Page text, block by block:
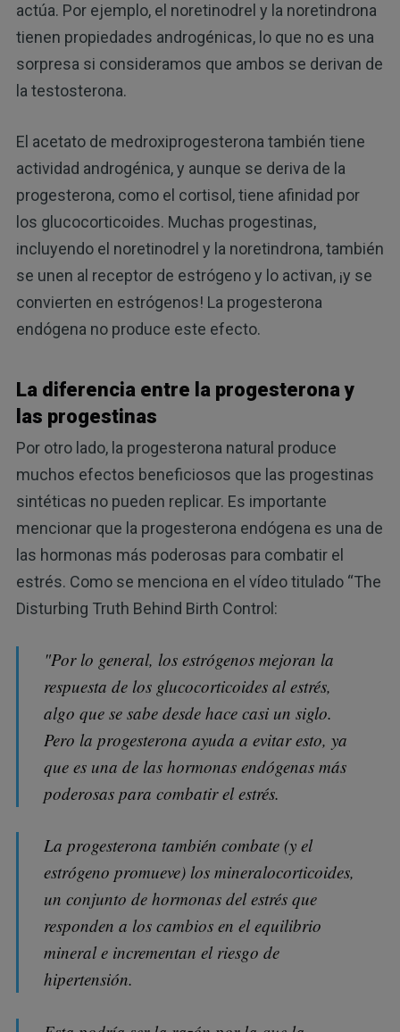
actúa. Por ejemplo, el noretinodrel y la noretindrona
tienen propiedades androgénicas, lo que no es una
sorpresa si consideramos que ambos se derivan de
la testosterona.
El acetato de medroxiprogesterona también tiene
actividad androgénica, y aunque se deriva de la
progesterona, como el cortisol, tiene afinidad por
los glucocorticoides. Muchas progestinas,
incluyendo el noretinodrel y la noretindrona, también
se unen al receptor de estrógeno y lo activan, ¡y se
convierten en estrógenos! La progesterona
endógena no produce este efecto.
La diferencia entre la progesterona y
las progestinas
Por otro lado, la progesterona natural produce
muchos efectos beneficiosos que las progestinas
sintéticas no pueden replicar. Es importante
mencionar que la progesterona endógena es una de
las hormonas más poderosas para combatir el
estrés. Como se menciona en el vídeo titulado “The
Disturbing Truth Behind Birth Control:
"Por lo general, los estrógenos mejoran la
respuesta de los glucocorticoides al estrés,
algo que se sabe desde hace casi un siglo.
Pero la progesterona ayuda a evitar esto, ya
que es una de las hormonas endógenas más
poderosas para combatir el estrés.
La progesterona también combate (y el
estrógeno promueve) los mineralocorticoides,
un conjunto de hormonas del estrés que
responden a los cambios en el equilibrio
mineral e incrementan el riesgo de
hipertensión.